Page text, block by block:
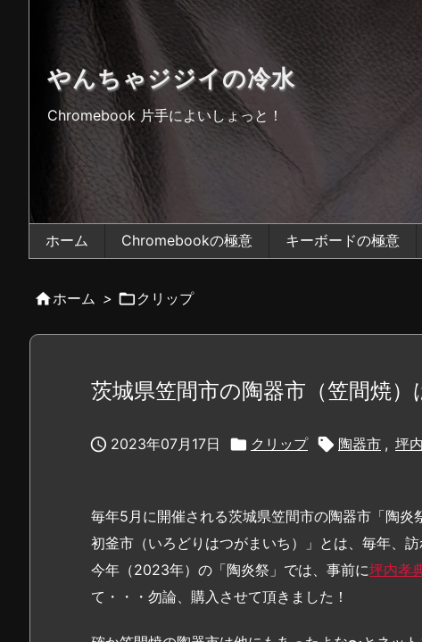
やんちゃジジイの冷水
Chromebook 片手によいしょっと！
ホーム Chromebookの極意 キーボードの極意
ホーム >  クリップ
茨城県笠間市の陶器市（笠間焼）
 2023年07月17日  クリップ  陶器市 , 坪
毎年5月に開催される茨城県笠間市の陶器市「陶
初釜市（いろどりはつがまいち）」とは、毎年、
今年（2023年）の「陶炎祭」では、事前に坪内孝
て・・・勿論、購入させて頂きました！